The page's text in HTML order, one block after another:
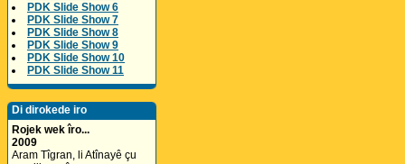
PDK Slide Show 6
PDK Slide Show 7
PDK Slide Show 8
PDK Slide Show 9
PDK Slide Show 10
PDK Slide Show 11
Di dirokede iro
Rojek wek îro...
2009
Aram Tîgran, li Atînayê çu